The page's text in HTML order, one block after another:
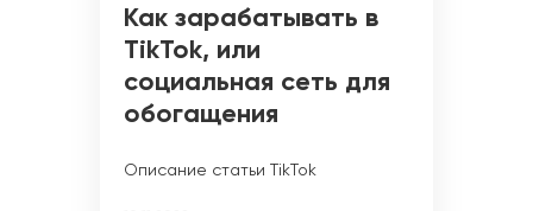
Как зарабатывать в
TikTok, или
социальная сеть для
обогащения
Описание статьи TikTok